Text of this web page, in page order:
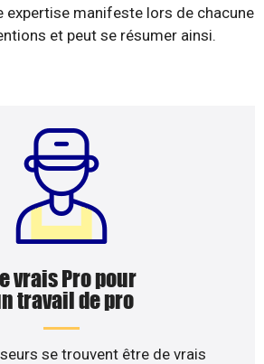
expertise manifeste lors de chacune
et peut se résumer ainsi.
vrais Pro pour
travail de pro
se trouvent être de vrais